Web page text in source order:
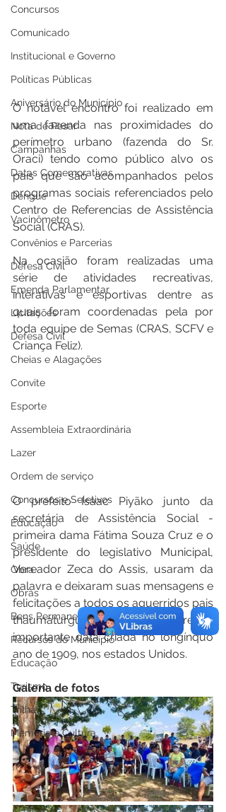
Concursos
Comunicado
Institucional e Governo
Políticas Públicas
Aniversário do Município
Nota de Pesar
Campanhas
Datas Comemorativas
Dengue
Vacinômetro
Convênios e Parcerias
Defesa Civil
Emenda Parlamentar
Licitações
Defesa Civil
Cheias e Alagações
Convite
Esporte
Assembleia Extraordinária
Lazer
Ordem de serviço
Concursos e Seletivos
Educação
Saúde
Obra
Obras
Bens Permanentes
Recursos do Município
Educação
Turismo
Trilha
Memória e Cultura
O notável encontro foi realizado em
uma fazenda nas proximidades do
perímetro urbano (fazenda do Sr.
Oraci) tendo como público alvo os
pais que são acompanhados pelos
programas sociais referenciados pelo
Centro de Referencias de Assistência
Social (CRAS).
Na ocasião foram realizadas uma
série de atividades recreativas,
interativas e esportivas dentre as
quais foram coordenadas pela por
toda equipe de Semas (CRAS, SCFV e
Criança Feliz).
O prefeito Isaac Piyãko junto da
secretária de Assistência Social -
primeira dama Fátima Souza Cruz e o
presidente do legislativo Municipal,
Vereador Zeca do Assis, usaram da
palavra e deixaram suas mensagens e
felicitações a todos os aguerridos pais
thaumaturguenses pela ilustre e
importante data criada no longínquo
ano de 1909, nos estados Unidos.
Galeria de fotos